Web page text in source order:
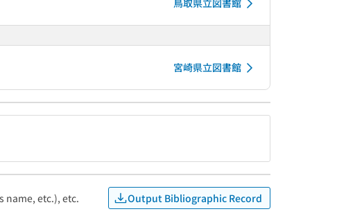
鳥取県立図書館
宮崎県立図書館
name, etc.), etc. Output Bibliographic Record